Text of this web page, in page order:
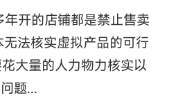
开的店铺都是禁止售卖
法核实虚拟产品的可行
大量的人力物力核实以
题...